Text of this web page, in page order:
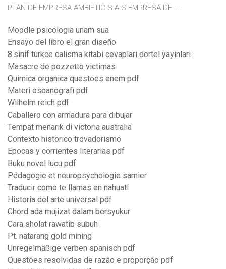
PLAN DE EMPRESA AMBIETIC S.A.S EMPRESA DE …
Moodle psicologia unam sua
Ensayo del libro el gran diseño
8.sinif turkce calisma kitabi cevaplari dortel yayinlari
Masacre de pozzetto victimas
Quimica organica questoes enem pdf
Materi oseanografi pdf
Wilhelm reich pdf
Caballero con armadura para dibujar
Tempat menarik di victoria australia
Contexto historico trovadorismo
Epocas y corrientes literarias pdf
Buku novel lucu pdf
Pédagogie et neuropsychologie samier
Traducir como te llamas en nahuatl
Historia del arte universal pdf
Chord ada mujizat dalam bersyukur
Cara sholat rawatib subuh
Pt. natarang gold mining
Unregelmäßige verben spanisch pdf
Questões resolvidas de razão e proporção pdf